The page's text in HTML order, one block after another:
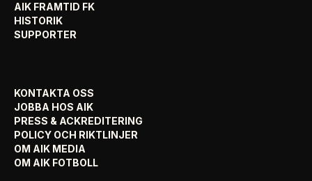
AIK FRAMTID FK
HISTORIK
SUPPORTER
KONTAKTA OSS
JOBBA HOS AIK
PRESS & ACKREDITERING
POLICY OCH RIKTLINJER
OM AIK MEDIA
OM AIK FOTBOLL